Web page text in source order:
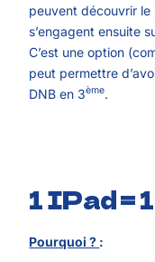
peuvent découvrir le
s’engagent ensuite
C’est une option
peut permettre
DNB en 3ème.
1 IPad =
Pourquoi ? :